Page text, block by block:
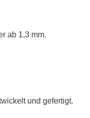
ab 1,3 mm.
und gefertigt.